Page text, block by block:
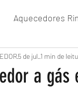
Aquecedores
Próximo de Rio
a gás
5 de jul. 1 min de